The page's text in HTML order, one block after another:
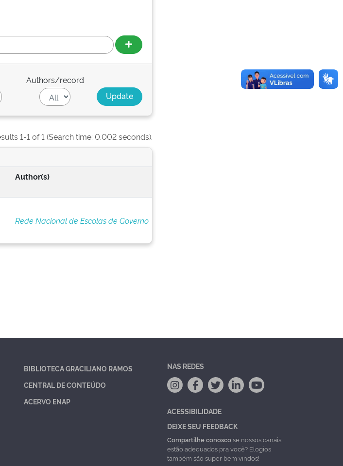
Authors/record
1-1 of 1 (Search time: 0.002 seconds).
Author(s)
Rede Nacional de Escolas de Governo
BIBLIOTECA GRACILIANO RAMOS
CENTRAL DE CONTEÚDO
ACERVO ENAP
NAS REDES
ACESSIBILIDADE
DEIXE SEU FEEDBACK
Compartilhe conoscose nossos canais
estão adequados pra você? Elogios
também são super bem vindos!